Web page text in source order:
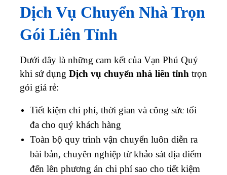
Dịch Vụ Chuyển Nhà Trọn
Gói Liên Tỉnh
Dưới đây là những cam kết của Vạn Phú Quý
khi sử dụng Dịch vụ chuyển nhà liên tỉnh trọn
gói giá rẻ:
Tiết kiệm chi phí, thời gian và công sức tối
đa cho quý khách hàng
Toàn bộ quy trình vận chuyển luôn diễn ra
bài bản, chuyên nghiệp từ khảo sát địa điểm
đến lên phương án chi phí sao cho tiết kiệm